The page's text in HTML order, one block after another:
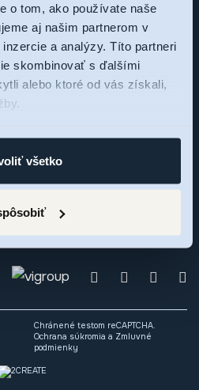
o tom, ako používate naše
aj našim partnerom v
a analýzy. Títo partneri
skombinovať s ďalšími
alebo ktoré od vás získali,
všetko
alebo si dohodneme osobné
Chránené testom reCAPTCHA.
podmienky